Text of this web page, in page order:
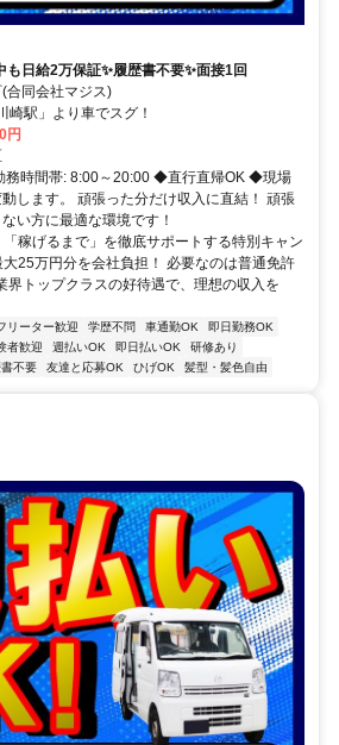
も日給2万保証✨履歴書不要✨面接1回
合同会社マジス)
崎駅」より車でスグ！
円
務時間帯: 8:00～20:00 ◆直行直帰OK ◆現場
します。 頑張った分だけ収入に直結！ 頑張
い方に最適な環境です！
稼げるまで」を徹底サポートする特別キャン
25万円分を会社負担！ 必要なのは普通免許
界トップクラスの好待遇で、理想の収入を
リーター歓迎 学歴不問 車通勤OK
即日勤務OK
者歓迎 週払いOK 即日払いOK
研修あり
不要 友達と応募OK ひげOK 髪型・髪色自由